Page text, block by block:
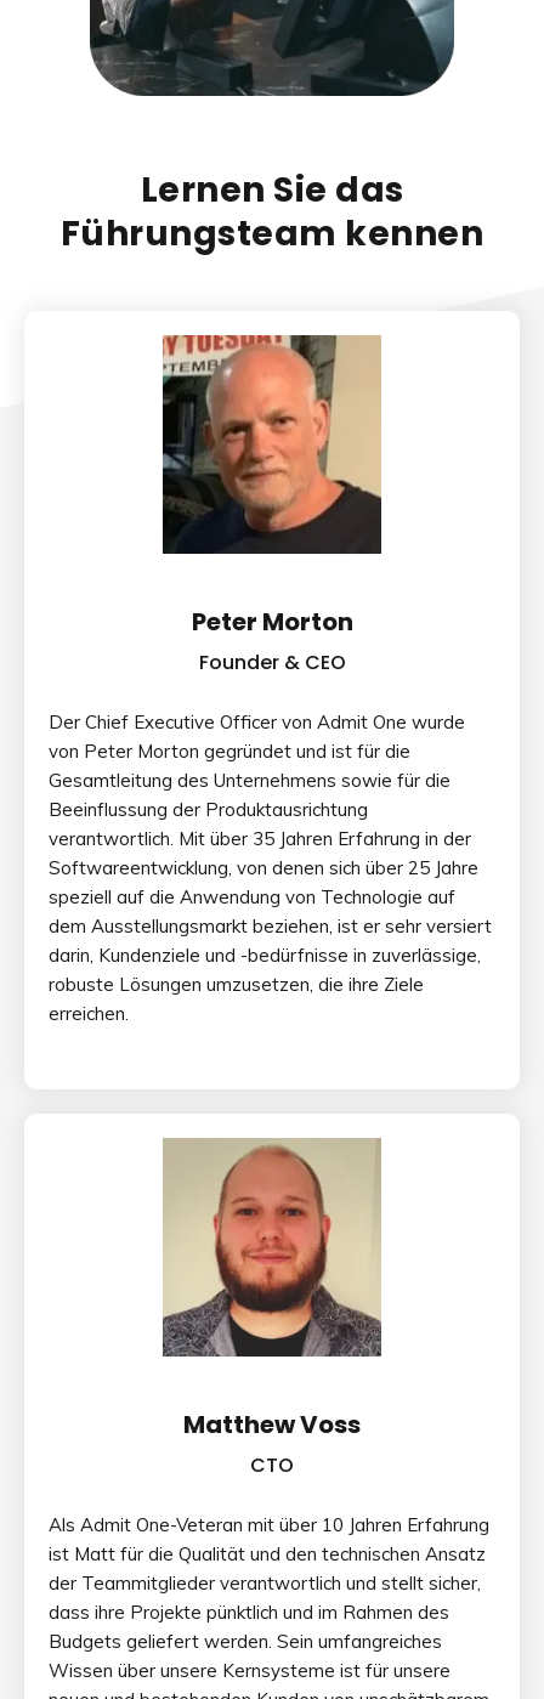
Lernen Sie das
Führungsteam kennen
Peter Morton
Founder & CEO
Der Chief Executive Officer von Admit One wurde
von Peter Morton gegründet und ist für die
Gesamtleitung des Unternehmens sowie für die
Beeinflussung der Produktausrichtung
verantwortlich. Mit über 35 Jahren Erfahrung in der
Softwareentwicklung, von denen sich über 25 Jahre
speziell auf die Anwendung von Technologie auf
dem Ausstellungsmarkt beziehen, ist er sehr versiert
darin, Kundenziele und -bedürfnisse in zuverlässige,
robuste Lösungen umzusetzen, die ihre Ziele
erreichen.
Matthew Voss
CTO
Als Admit One-Veteran mit über 10 Jahren Erfahrung
ist Matt für die Qualität und den technischen Ansatz
der Teammitglieder verantwortlich und stellt sicher,
dass ihre Projekte pünktlich und im Rahmen des
Budgets geliefert werden. Sein umfangreiches
Wissen über unsere Kernsysteme ist für unsere